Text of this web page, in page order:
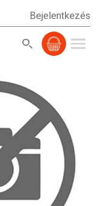
Bejelentkezés